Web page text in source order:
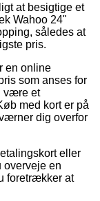
at besigtige et
Wahoo 24"
således at
pris.
en online
som anses for
være et
med kort er på
dig overfor
eller
overveje en
foretrækker at